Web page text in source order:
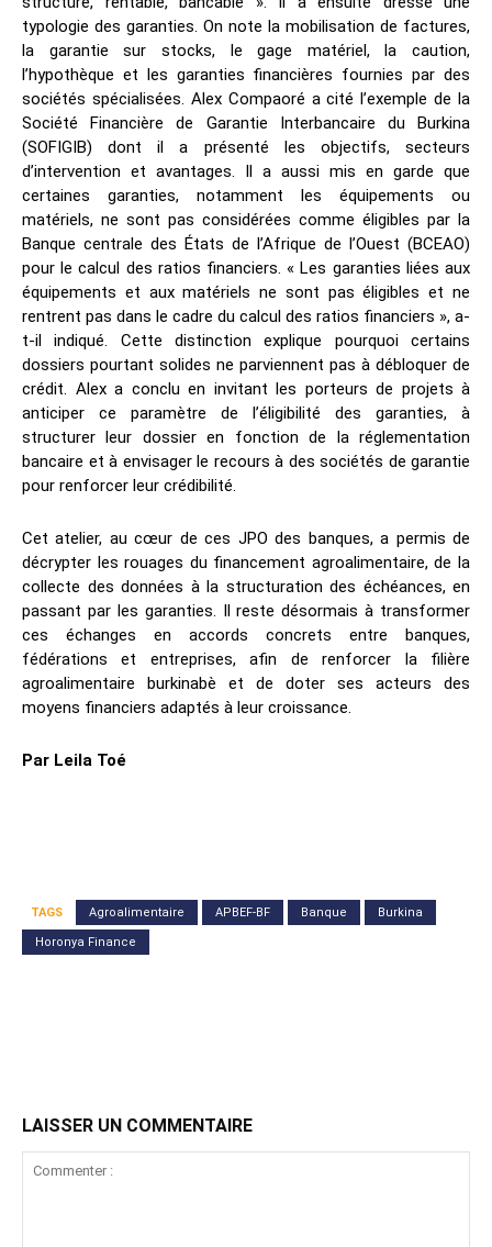
typologie des garanties. On note la mobilisation de factures,
la garantie sur stocks, le gage matériel, la caution,
l’hypothèque et les garanties financières fournies par des
sociétés spécialisées. Alex Compaoré a cité l’exemple de la
Société Financière de Garantie Interbancaire du Burkina
(SOFIGIB) dont il a présenté les objectifs, secteurs
d’intervention et avantages. Il a aussi mis en garde que
certaines garanties, notamment les équipements ou
matériels, ne sont pas considérées comme éligibles par la
Banque centrale des États de l’Afrique de l’Ouest (BCEAO)
pour le calcul des ratios financiers. « Les garanties liées aux
équipements et aux matériels ne sont pas éligibles et ne
rentrent pas dans le cadre du calcul des ratios financiers », a-
t-il indiqué. Cette distinction explique pourquoi certains
dossiers pourtant solides ne parviennent pas à débloquer de
crédit. Alex a conclu en invitant les porteurs de projets à
anticiper ce paramètre de l’éligibilité des garanties, à
structurer leur dossier en fonction de la réglementation
bancaire et à envisager le recours à des sociétés de garantie
pour renforcer leur crédibilité.
Cet atelier, au cœur de ces JPO des banques, a permis de
décrypter les rouages du financement agroalimentaire, de la
collecte des données à la structuration des échéances, en
passant par les garanties. Il reste désormais à transformer
ces échanges en accords concrets entre banques,
fédérations et entreprises, afin de renforcer la filière
agroalimentaire burkinabè et de doter ses acteurs des
moyens financiers adaptés à leur croissance.
Par Leila Toé
TAGS Agroalimentaire APBEF-BF Banque Burkina
Horonya Finance
LAISSER UN COMMENTAIRE